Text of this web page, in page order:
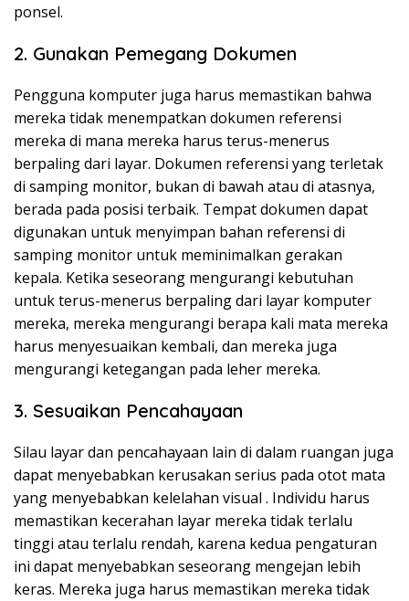
ponsel.
2. Gunakan Pemegang Dokumen
Pengguna komputer juga harus memastikan bahwa
mereka tidak menempatkan dokumen referensi
mereka di mana mereka harus terus-menerus
berpaling dari layar. Dokumen referensi yang terletak
di samping monitor, bukan di bawah atau di atasnya,
berada pada posisi terbaik. Tempat dokumen dapat
digunakan untuk menyimpan bahan referensi di
samping monitor untuk meminimalkan gerakan
kepala. Ketika seseorang mengurangi kebutuhan
untuk terus-menerus berpaling dari layar komputer
mereka, mereka mengurangi berapa kali mata mereka
harus menyesuaikan kembali, dan mereka juga
mengurangi ketegangan pada leher mereka.
3. Sesuaikan Pencahayaan
Silau layar dan pencahayaan lain di dalam ruangan juga
dapat menyebabkan kerusakan serius pada otot mata
yang menyebabkan kelelahan visual . Individu harus
memastikan kecerahan layar mereka tidak terlalu
tinggi atau terlalu rendah, karena kedua pengaturan
ini dapat menyebabkan seseorang mengejan lebih
keras. Mereka juga harus memastikan mereka tidak